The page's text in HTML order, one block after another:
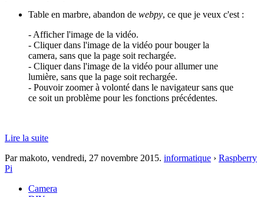
Table en marbre, abandon de webpy, ce que je veux c'est :
- Afficher l'image de la vidéo.
- Cliquer dans l'image de la vidéo pour bouger la
camera, sans que la page soit rechargée.
- Cliquer dans l'image de la vidéo pour allumer une
lumière, sans que la page soit rechargée.
- Pouvoir zoomer à volonté dans le navigateur sans que
ce soit un problème pour les fonctions précédentes.
Lire la suite
Par makoto, vendredi, 27 novembre 2015. informatique › Raspberry
Pi
Camera